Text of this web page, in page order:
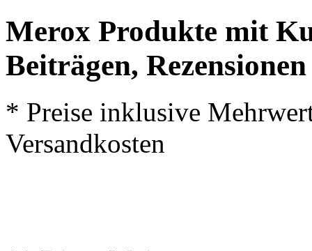
Merox Produkte mit
Beiträgen,
* Preise inklusive
Versandkosten